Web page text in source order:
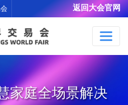
返回大会官网
庭全场景解决